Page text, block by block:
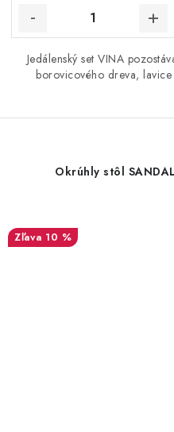
Jedálenský set VINA
borovicového dreva,
Okrúhly stôl
10 %